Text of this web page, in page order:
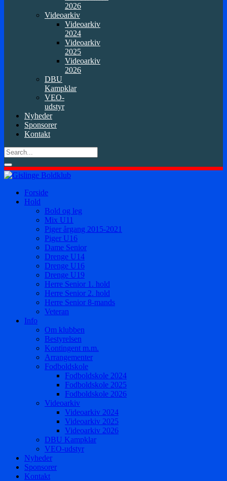
2026
Videoarkiv
Videoarkiv
2024
Videoarkiv
2025
Videoarkiv
2026
DBU
Kampklar
VEO-
udstyr
Nyheder
Sponsorer
Kontakt
Forside
Hold
Bold og leg
Mix U11
Piger årgang 2015-2021
Piger U16
Dame Senior
Drenge U14
Drenge U16
Drenge U19
Herre Senior 1. hold
Herre Senior 2. hold
Herre Senior 8-mands
Veteran
Info
Om klubben
Bestyrelsen
Kontingent m.m.
Arrangementer
Fodboldskole
Fodboldskole 2024
Fodboldskole 2025
Fodboldskole 2026
Videoarkiv
Videoarkiv 2024
Videoarkiv 2025
Videoarkiv 2026
DBU Kampklar
VEO-udstyr
Nyheder
Sponsorer
Kontakt